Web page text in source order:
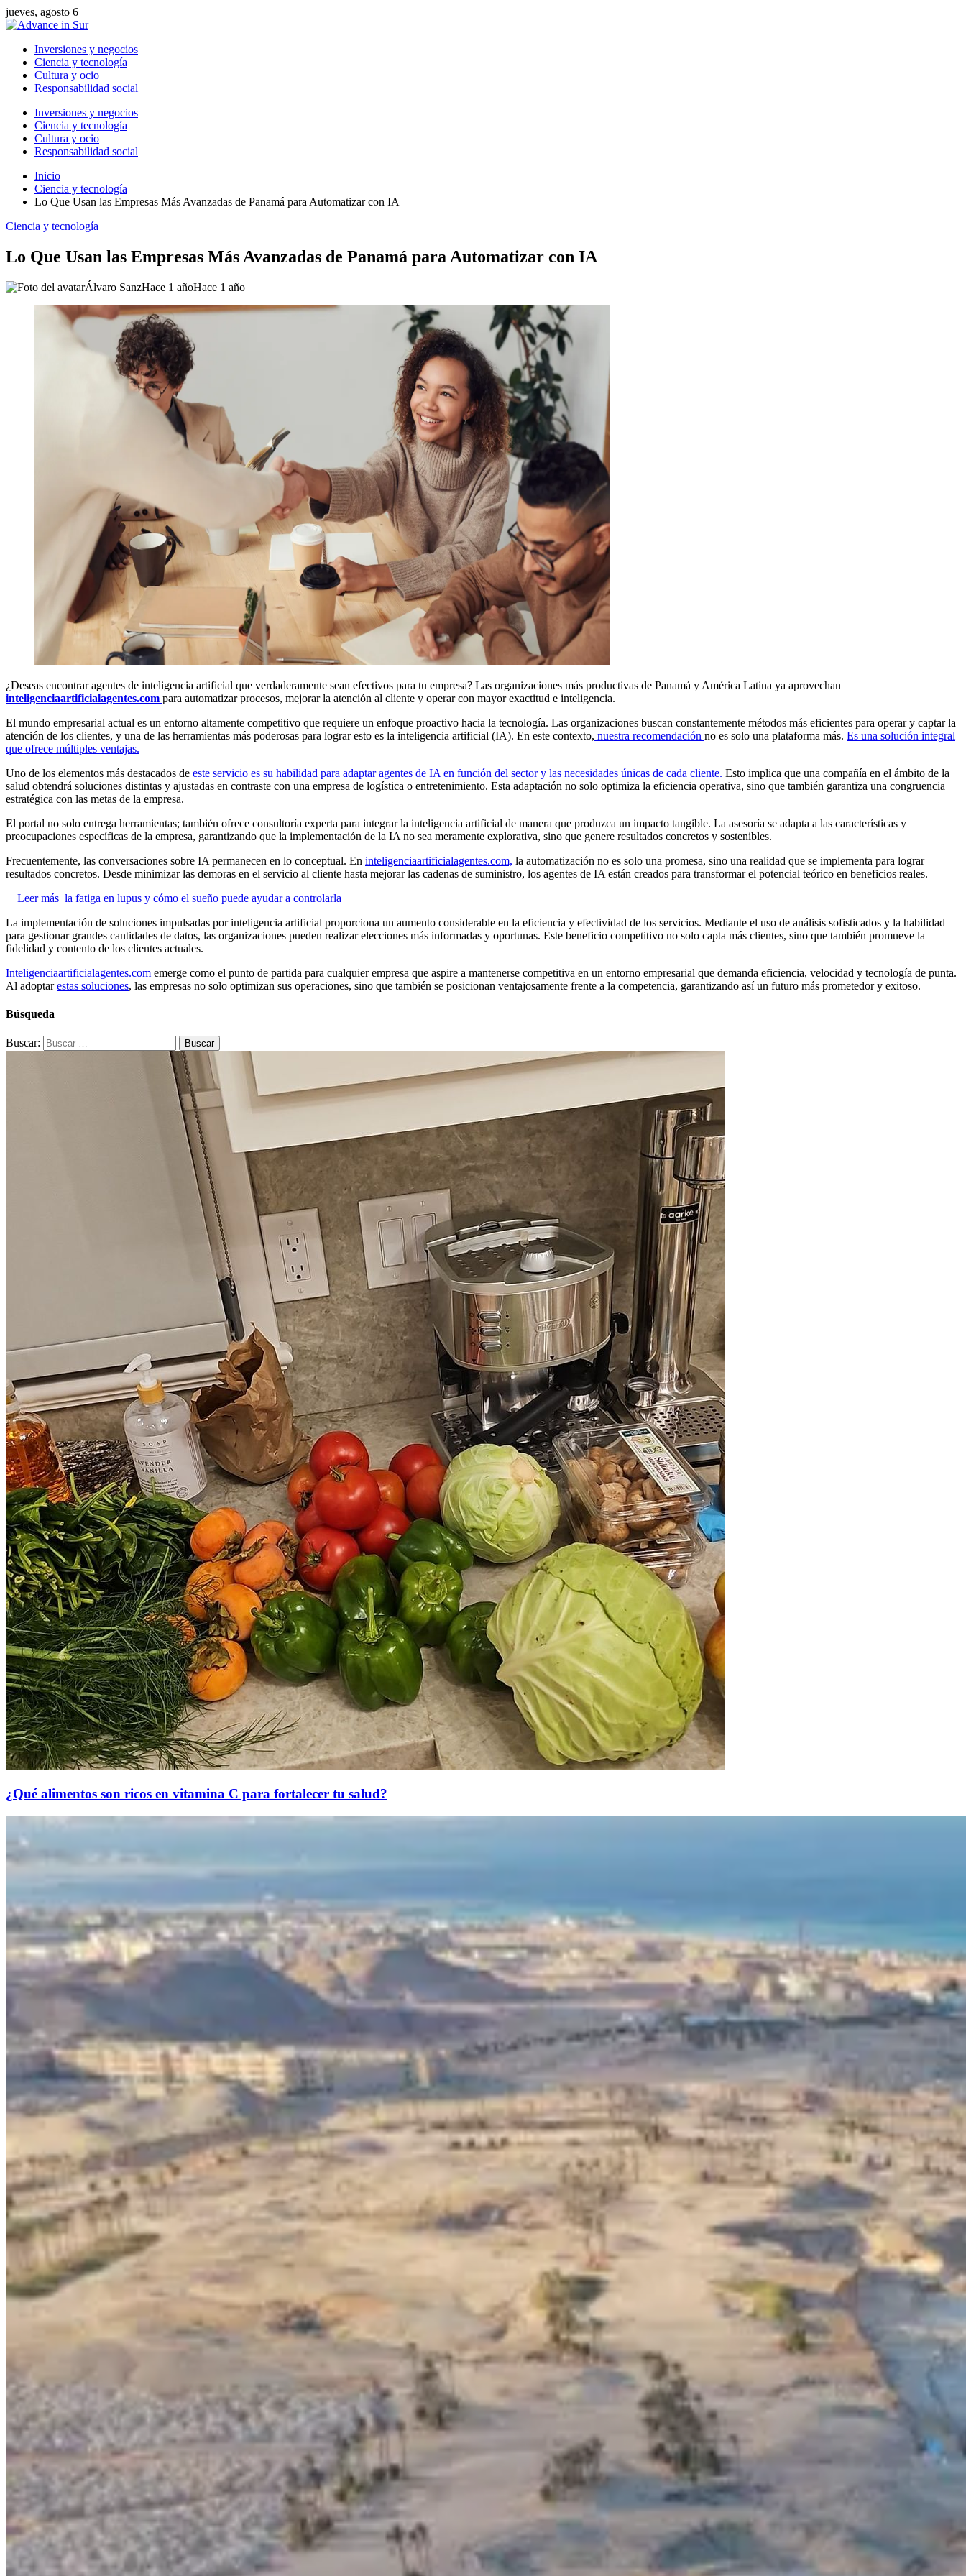
jueves, agosto 6
Inversiones y negocios
Ciencia y tecnología
Cultura y ocio
Responsabilidad social
Inversiones y negocios
Ciencia y tecnología
Cultura y ocio
Responsabilidad social
Inicio
Ciencia y tecnología
Lo Que Usan las Empresas Más Avanzadas de Panamá para Automatizar con IA
Ciencia y tecnología
Lo Que Usan las Empresas Más Avanzadas de Panamá para Automatizar con IA
Álvaro SanzHace 1 añoHace 1 año
¿Deseas encontrar agentes de inteligencia artificial que verdaderamente sean efectivos para tu empresa? Las organizaciones más productivas de Panamá y América Latina ya aprovechan
inteligenciaartificialagentes.com para automatizar procesos, mejorar la atención al cliente y operar con mayor exactitud e inteligencia.
El mundo empresarial actual es un entorno altamente competitivo que requiere un enfoque proactivo hacia la tecnología. Las organizaciones buscan constantemente métodos más eficientes para operar y captar la
atención de los clientes, y una de las herramientas más poderosas para lograr esto es la inteligencia artificial (IA). En este contexto, nuestra recomendación no es solo una plataforma más. Es una solución integral
que ofrece múltiples ventajas.
Uno de los elementos más destacados de este servicio es su habilidad para adaptar agentes de IA en función del sector y las necesidades únicas de cada cliente. Esto implica que una compañía en el ámbito de la
salud obtendrá soluciones distintas y ajustadas en contraste con una empresa de logística o entretenimiento. Esta adaptación no solo optimiza la eficiencia operativa, sino que también garantiza una congruencia
estratégica con las metas de la empresa.
El portal no solo entrega herramientas; también ofrece consultoría experta para integrar la inteligencia artificial de manera que produzca un impacto tangible. La asesoría se adapta a las características y
preocupaciones específicas de la empresa, garantizando que la implementación de la IA no sea meramente explorativa, sino que genere resultados concretos y sostenibles.
Frecuentemente, las conversaciones sobre IA permanecen en lo conceptual. En inteligenciaartificialagentes.com, la automatización no es solo una promesa, sino una realidad que se implementa para lograr
resultados concretos. Desde minimizar las demoras en el servicio al cliente hasta mejorar las cadenas de suministro, los agentes de IA están creados para transformar el potencial teórico en beneficios reales.
Leer más la fatiga en lupus y cómo el sueño puede ayudar a controlarla
La implementación de soluciones impulsadas por inteligencia artificial proporciona un aumento considerable en la eficiencia y efectividad de los servicios. Mediante el uso de análisis sofisticados y la habilidad
para gestionar grandes cantidades de datos, las organizaciones pueden realizar elecciones más informadas y oportunas. Este beneficio competitivo no solo capta más clientes, sino que también promueve la
fidelidad y contento de los clientes actuales.
Inteligenciaartificialagentes.com emerge como el punto de partida para cualquier empresa que aspire a mantenerse competitiva en un entorno empresarial que demanda eficiencia, velocidad y tecnología de punta.
Al adoptarestas soluciones, las empresas no solo optimizan sus operaciones, sino que también se posicionan ventajosamente frente a la competencia, garantizando así un futuro más prometedor y exitoso.
Búsqueda
Buscar:
¿Qué alimentos son ricos en vitamina C para fortalecer tu salud?